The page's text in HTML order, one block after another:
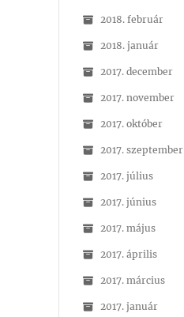
2018. február
2018. január
2017. december
2017. november
2017. október
2017. szeptember
2017. július
2017. június
2017. május
2017. április
2017. március
2017. január